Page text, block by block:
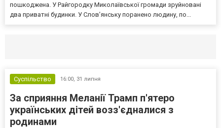
пошкоджена. У Райгородку Миколаївської громади зруйновані
два приватні будинки. У Слов’янську поранено людину, по...
Суспільство 16:00, 31 липня
За сприяння Меланії Трамп п'ятеро
українських дітей возз'єдналися з
родинами